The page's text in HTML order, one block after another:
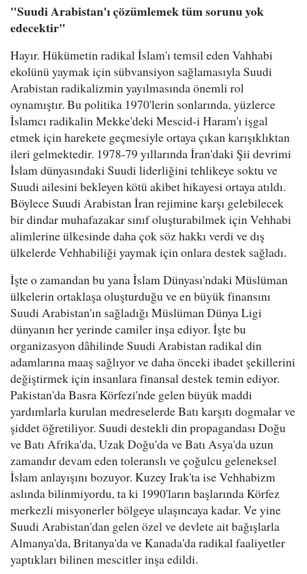
"Suudi Arabistan'ı çözümlemek tüm sorunu yok
edecektir"
Hayır. Hükümetin radikal İslam'ı temsil eden Vahhabi
ekolünü yaymak için sübvansiyon sağlamasıyla Suudi
Arabistan radikalizmin yayılmasında önemli rol
oynamıştır. Bu politika 1970'lerin sonlarında, yüzlerce
İslamcı radikalin Mekke'deki Mescid-i Haram'ı işgal
etmek için harekete geçmesiyle ortaya çıkan karışıklıktan
ileri gelmektedir. 1978-79 yıllarında İran'daki Şii devrimi
İslam dünyasındaki Suudi liderliğini tehlikeye soktu ve
Suudi ailesini bekleyen kötü akibet hikayesi ortaya atıldı.
Böylece Suudi Arabistan İran rejimine karşı gelebilecek
bir dindar muhafazakar sınıf oluşturabilmek için Vehhabi
alimlerine ülkesinde daha çok söz hakkı verdi ve dış
ülkelerde Vehhabiliği yaymak için onlara destek sağladı.
İşte o zamandan bu yana İslam Dünyası'ndaki Müslüman
ülkelerin ortaklaşa oluşturduğu ve en büyük finansını
Suudi Arabistan'ın sağladığı Müslüman Dünya Ligi
dünyanın her yerinde camiler inşa ediyor. İşte bu
organizasyon dâhilinde Suudi Arabistan radikal din
adamlarına maaş sağlıyor ve daha önceki ibadet şekillerini
değiştirmek için insanlara finansal destek temin ediyor.
Pakistan'da Basra Körfezi'nde gelen büyük maddi
yardımlarla kurulan medreselerde Batı karşıtı dogmalar ve
şiddet öğretiliyor. Suudi destekli din propagandası Doğu
ve Batı Afrika'da, Uzak Doğu'da ve Batı Asya'da uzun
zamandır devam eden toleranslı ve çoğulcu geleneksel
İslam anlayışını bozuyor. Kuzey Irak'ta ise Vehhabizm
aslında bilinmiyordu, ta ki 1990'ların başlarında Körfez
merkezli misyonerler bölgeye ulaşıncaya kadar. Ve yine
Suudi Arabistan'dan gelen özel ve devlete ait bağışlarla
Almanya'da, Britanya'da ve Kanada'da radikal faaliyetler
yaptıkları bilinen mescitler inşa edildi.